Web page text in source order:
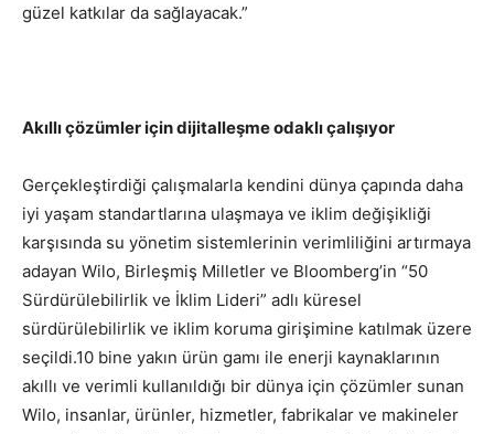
güzel katkılar da sağlayacak.”
Akıllı çözümler için dijitalleşme odaklı çalışıyor
Gerçekleştirdiği çalışmalarla kendini dünya çapında daha
iyi yaşam standartlarına ulaşmaya ve iklim değişikliği
karşısında su yönetim sistemlerinin verimliliğini artırmaya
adayan Wilo, Birleşmiş Milletler ve Bloomberg’in “50
Sürdürülebilirlik ve İklim Lideri” adlı küresel
sürdürülebilirlik ve iklim koruma girişimine katılmak üzere
seçildi.10 bine yakın ürün gamı ile enerji kaynaklarının
akıllı ve verimli kullanıldığı bir dünya için çözümler sunan
Wilo, insanlar, ürünler, hizmetler, fabrikalar ve makineler